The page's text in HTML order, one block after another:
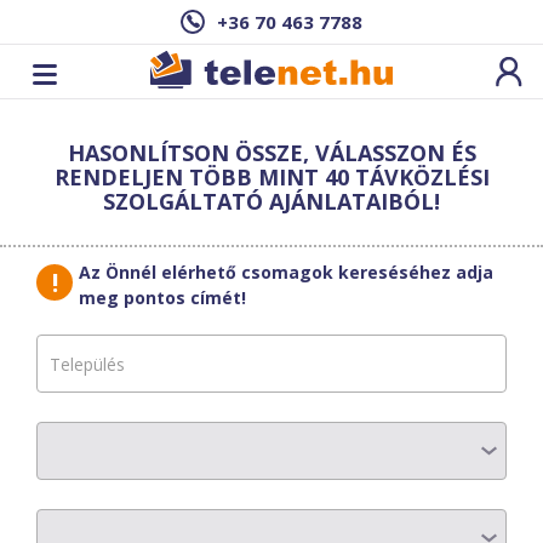
+36 70 463 7788
Ez a csomag sajnos nem elérhető az Ön
címén.Megnézem másik címen!
vissza a szolgáltatásokhoz
SzivárványNet
AZ ELŐFIZETÉS RÉSZLETEI
HASONLÍTSON ÖSSZE, VÁLASSZON ÉS
RENDELJEN TÖBB MINT 40 TÁVKÖZLÉSI
SZOLGÁLTATÓ AJÁNLATAIBÓL!
Az Önnél elérhető csomagok kereséséhez adja
meg pontos címét!